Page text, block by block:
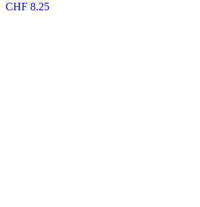
CHF 8.25